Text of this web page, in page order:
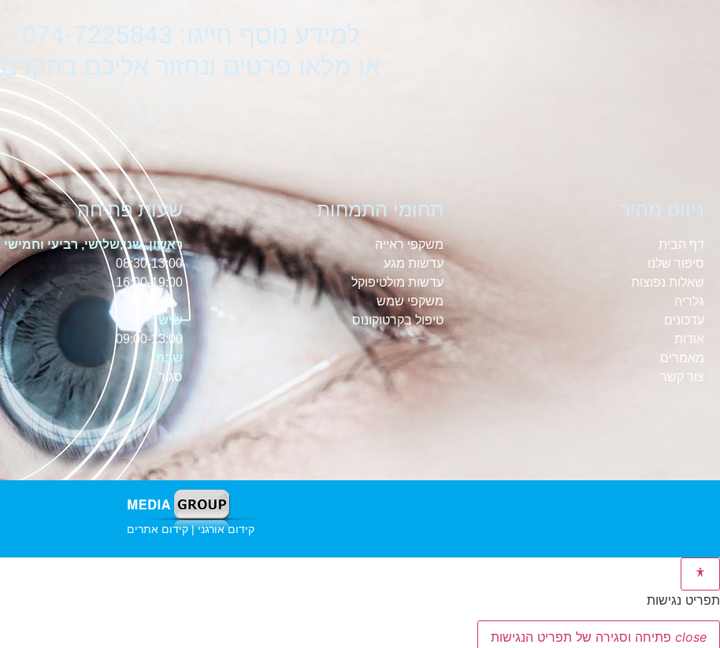
למידע נוסף חייגו: 074-7225843
או מלאו פרטים ונחזור אליכם בהקדם
ניווט מהיר
דף הבית
סיפור שלנו
שאלות נפוצות
גלריה
עדכונים
אודות
מאמרים
צור קשר
תחומי התמחות
משקפי ראייה
עדשות מגע
עדשות מולטיפוקל
משקפי שמש
טיפול בקרטוקונוס
שעות פתיחה
ראשון, שני,שלישי, רביעי וחמישי
08:30-13:00
16:00-19:00
שישי:
09:00-13:00
שבת:
סגור
קידום אורגני | קידום אתרים
תפריט נגישות
close פתיחה וסגירה של תפריט הנגישות